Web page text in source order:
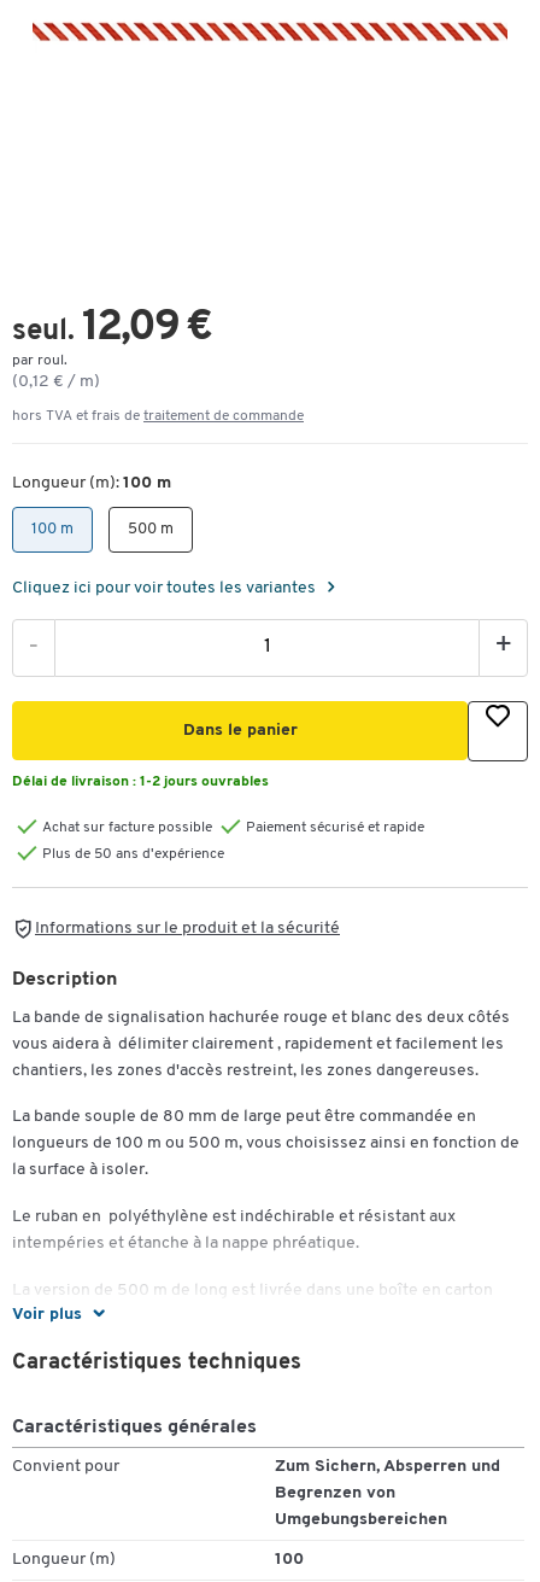
seul. 12,09 €
par roul.
(0,12 € / m)
hors TVA et frais de traitement de commande
Longueur (m): 100 m
100 m 500 m
Cliquez ici pour voir toutes les variantes
- +
Dans le panier
Délai de livraison : 1-2 jours ouvrables
Achat sur facture possible
Paiement sécurisé et rapide
Plus de 50 ans d'expérience
Informations sur le produit et la sécurité
Voir plus
Description
La bande de signalisation hachurée rouge et blanc des deux côtés
vous aidera à délimiter clairement , rapidement et facilement les
chantiers, les zones d'accès restreint, les zones dangereuses.
La bande souple de 80 mm de large peut être commandée en
longueurs de 100 m ou 500 m, vous choisissez ainsi en fonction de
la surface à isoler.
Le ruban en polyéthylène est indéchirable et résistant aux
intempéries et étanche à la nappe phréatique.
La version de 500 m de long est livrée dans une boîte en carton
pratique avec poignée de transport pour un déroulement rapide.
Ruban de signalisation efficace
Rayé rouge et blanc des deux côtés
Fabriqué à partir d'un film PE neutre pour les nappes
Caractéristiques techniques
Caractéristiques générales
Convient pour
Zum Sichern, Absperren und
Begrenzen von
Umgebungsbereichen
Longueur (m) 100